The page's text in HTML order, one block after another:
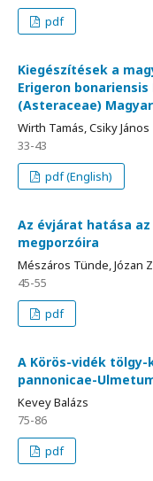
pdf
Kiegészítések a
Erigeron bonariensis
(Asteraceae)
Wirth Tamás, Csiky János
33-43
pdf (English)
Az évjárat hatása
megporzóira
Mészáros Tünde, Józan
45-55
pdf
A Körös-vidék
pannonicae-
Kevey Balázs
75-86
pdf